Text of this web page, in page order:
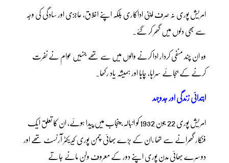
امریش پوری نہ صرف اپنی اداکاری بلکہ اپنے اخلاق، عاجزی اور سادگی کی وجہ
سے بھی دلوں میں گھر کر گئے۔
وہ ان چند منفی کردار ادا کرنے والوں میں سے تھے جنہیں عوام نے نفرت
کرنے کے بجائے سراہا، چاہا اور ہمیشہ یاد رکھا۔
ابتدائی زندگی اور جدوجہد
امریش پوری 22 جون 1932 کو انبالہ، پنجاب میں پیدا ہوئے، ان کا تعلق ایک
فنکار گھرانے سے تھا ،ان کے بڑے بھائی چمن پوری کیریکٹر آرٹسٹ تھے اور
دوسرے بھائی مدن پوری اپنے دور کے معروف ولن مانے جاتے